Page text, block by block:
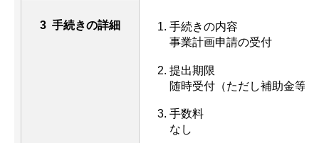
3 手続きの詳細
手続きの内容
事業計画申請の受付
提出期限
随時受付（ただし補助金等
手数料
なし